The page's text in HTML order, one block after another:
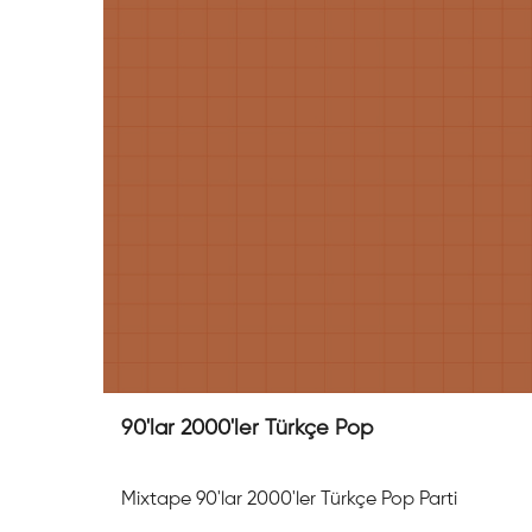
90'lar 2000'ler Türkçe Pop
Mixtape 90'lar 2000'ler Türkçe Pop Parti